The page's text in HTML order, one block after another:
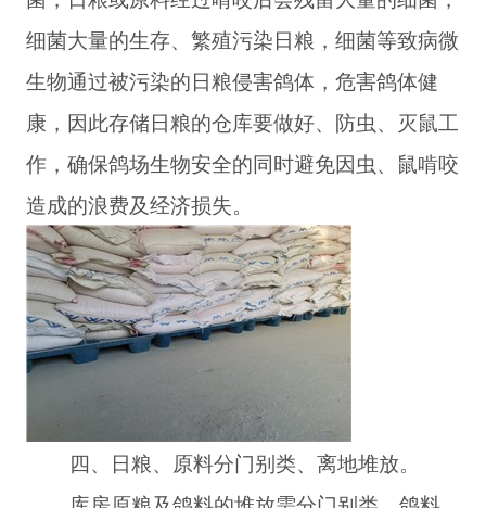
细菌大量的生存、繁殖污染日粮，细菌等致病微
生物通过被污染的日粮侵害鸽体，危害鸽体健
康，因此存储日粮的仓库要做好、防虫、灭鼠工
作，确保鸽场生物安全的同时避免因虫、鼠啃咬
造成的浪费及经济损失。
四、日粮、原料分门别类、离地堆放。